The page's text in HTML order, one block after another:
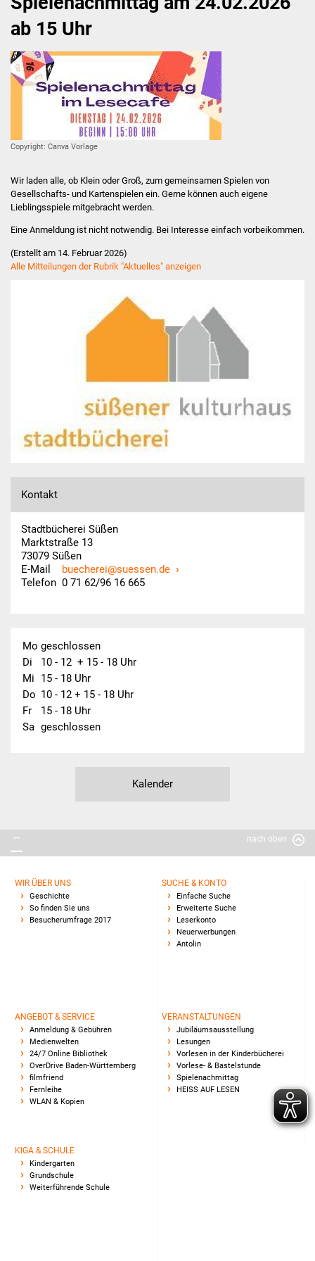
Angebot & Service
Anmeldung & Gebühren
Medienwelten
OverDrive Baden-
WLAN & Kopien
Veranstaltungen
Jubiläumsausstellung
Lesungen
Vorlesen in der
ab 15 Uhr
Copyright: Canva Vorlage
Wir laden alle, ob Klein oder Groß, zum gemeinsamen Spielen von
Gesellschafts- und Kartenspielen ein. Gerne können auch eigene
Lieblingsspiele mitgebracht werden.
Eine Anmeldung ist nicht notwendig. Bei Interesse einfach vorbeikommen.
(Erstellt am 14. Februar 2026)
Alle Mitteilungen der Rubrik "Aktuelles" anzeigen
Kontakt
Stadtbücherei Süßen
Marktstraße 13
73079 Süßen
E-Mail buecherei@suessen.de
Telefon 0 71 62/96 16 665
Mo geschlossen
Di
10 - 12  + 15 - 18 Uhr
Mi
15 - 18 Uhr
Do 10 - 12 + 15 - 18 Uhr
Fr
15 - 18 Uhr
Sa geschlossen
Kalender
nach oben
WIR ÜBER UNS
Geschichte
So finden Sie uns
Besucherumfrage 2017
SUCHE & KONTO
Einfache Suche
Erweiterte Suche
Leserkonto
Neuerwerbungen
Antolin
ANGEBOT & SERVICE
Anmeldung & Gebühren
Medienwelten
24/7 Online Bibliothek
OverDrive Baden-Württemberg
filmfriend
Fernleihe
WLAN & Kopien
VERANSTALTUNGEN
Jubiläumsausstellung
Lesungen
Vorlesen in der Kinderbücherei
Vorlese- & Bastelstunde
Spielenachmittag
HEISS AUF LESEN
KIGA & SCHULE
Kindergarten
Grundschule
Weiterführende Schule